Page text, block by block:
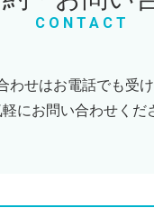
CONTACT
わせはお電話でも受
にお問い合わせくだ